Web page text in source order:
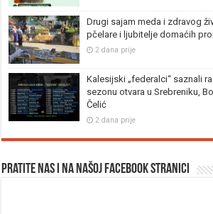
Drugi sajam meda i zdravog
pčelare i ljubitelje domaćih
2 dana prije
Kalesijski „federalci“ saznali
sezonu otvara u Srebreniku,
Čelić
2 dana prije
Pratite nas i na našoj facebook stranici